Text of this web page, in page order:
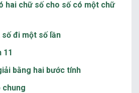
hai chữ số cho số có một chữ
số đi một số lần
11
bằng hai bước tính
chung